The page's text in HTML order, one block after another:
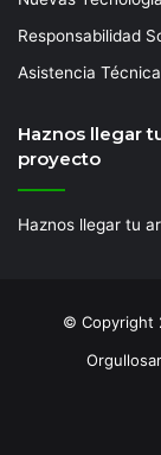
Responsabilidad
Asistencia Técnica
Haznos llegar
proyecto
Haznos llegar tu
© Copyright